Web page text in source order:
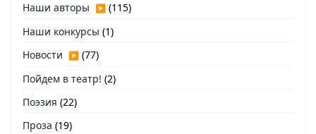
Наши авторы ▶ (115)
Наши конкурсы (1)
Новости ▶ (77)
Пойдем в театр! (2)
Поэзия (22)
Проза (19)